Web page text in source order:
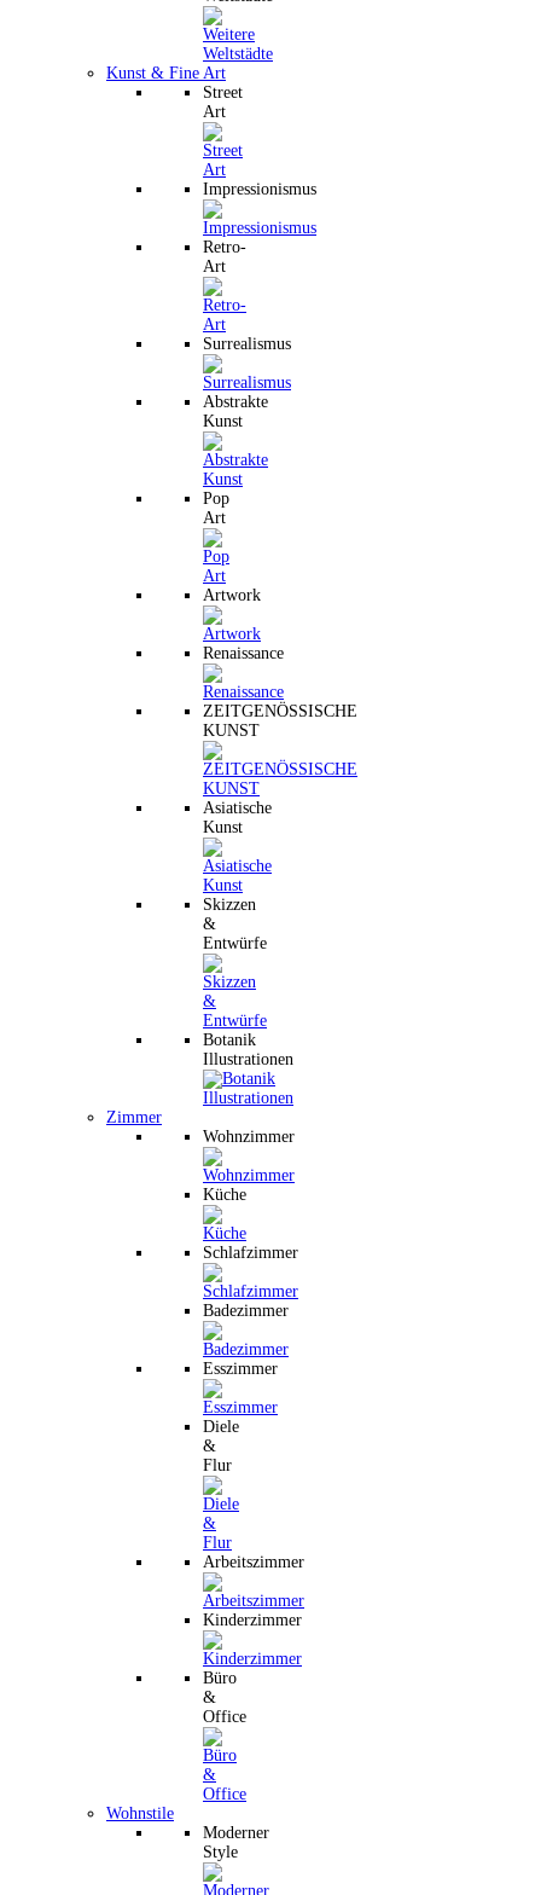
Kunst & Fine Art
Street
Art
Impressionismus
Retro-
Art
Surrealismus
Abstrakte
Kunst
Pop
Art
Artwork
Renaissance
ZEITGENÖSSISCHE
KUNST
Asiatische
Kunst
Skizzen
&
Entwürfe
Botanik
Illustrationen
Zimmer
Wohnzimmer
Küche
Schlafzimmer
Badezimmer
Esszimmer
Diele
&
Flur
Arbeitszimmer
Kinderzimmer
Büro
&
Office
Wohnstile
Moderner
Style